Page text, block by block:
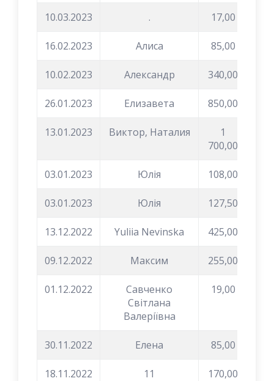
10.03.2023 . 17,00
16.02.2023 Алиса 85,00
10.02.2023 Александр 340,00
26.01.2023 Елизавета 850,00
13.01.2023 Виктор, Наталия
1
700,00
03.01.2023 Юлія 108,00
03.01.2023 Юлія 127,50
13.12.2022 Yuliia Nevinska 425,00
09.12.2022 Максим 255,00
01.12.2022
Савченко
Світлана
Валеріївна
19,00
30.11.2022 Елена 85,00
18.11.2022 11 170,00